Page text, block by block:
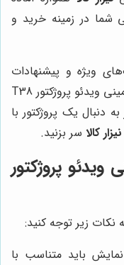
شما در زمینه خرید و
ویژه و پیشنهادات
شگفت‌انگیز، فرصتی عالی را برای خرید مینی ویدئو پروژکتور T38
دنبال یک پروژکتور با
نیزار کالا سر بزنید.
پروژکتور
نمایش باید متناسب با